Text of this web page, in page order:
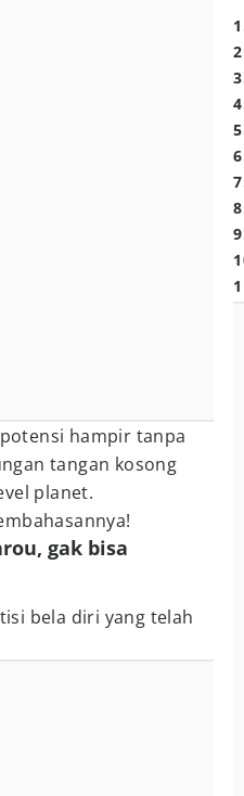
hampir tanpa
tangan kosong
planet.
gak bisa
bela diri yang telah
1
2
3
4
5
6
7
8
9